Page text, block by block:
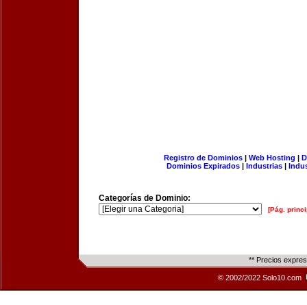
Registro de Dominios| Web Hosting |
Dominios Expirados | Industrias |
Categorías de Dominio:
[Pág.
** Precios
© 2002/2022 Solo10.com